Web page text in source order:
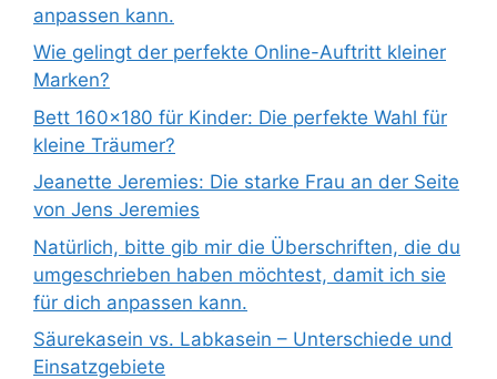
anpassen kann.
Wie gelingt der perfekte Online-Auftritt kleiner
Marken?
Bett 160×180 für Kinder: Die perfekte Wahl für
kleine Träumer?
Jeanette Jeremies: Die starke Frau an der Seite
von Jens Jeremies
Natürlich, bitte gib mir die Überschriften, die du
umgeschrieben haben möchtest, damit ich sie
für dich anpassen kann.
Säurekasein vs. Labkasein – Unterschiede und
Einsatzgebiete